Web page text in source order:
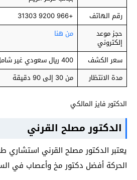
رقم الهاتف
+966 9200 31303
حجز موعد
إلكتروني
من هنا
سعر الكشف
400 ريال سعودي غير شامل الإجراءات
مدة الانتظار
من 30 إلى 90 دقيقة
الدكتور فايز المالكي
الدكتور مصلح القرني
يعتبر الدكتور مصلح القرني استشاري
الحركة أفضل دكتور مخ وأعصاب في